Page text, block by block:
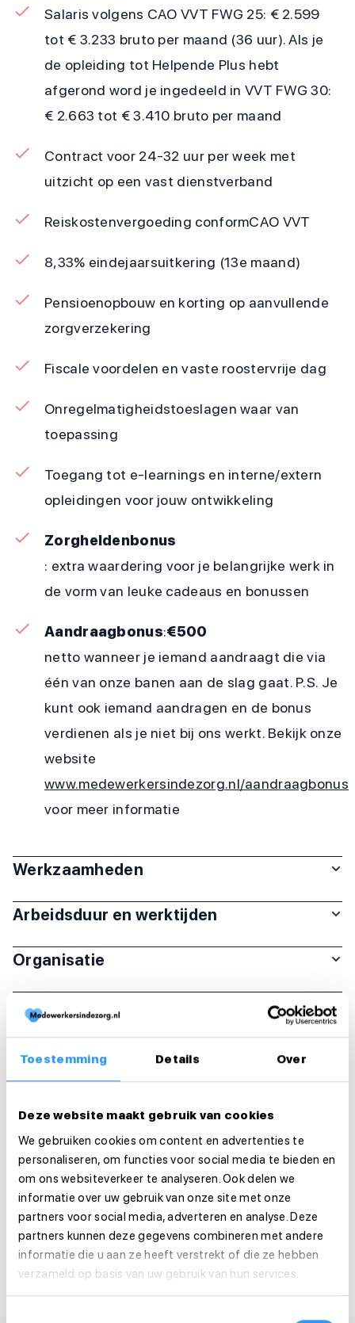
Toestemming Details Over
Deze website maakt gebruik van cookies
We gebruiken cookies om content en advertenties te
personaliseren, om functies voor social media te bieden en
om ons websiteverkeer te analyseren. Ook delen we
informatie over uw gebruik van onze site met onze
partners voor social media, adverteren en analyse. Deze
partners kunnen deze gegevens combineren met andere
informatie die u aan ze heeft verstrekt of die ze hebben
verzameld op basis van uw gebruik van hun services.
Salaris volgens CAO VVT FWG 25: € 2.599
tot € 3.233 bruto per maand (36 uur). Als je
de opleiding tot Helpende Plus hebt
afgerond word je ingedeeld in VVT FWG 30:
€ 2.663 tot € 3.410 bruto per maand
Contract voor 24-32 uur per week met
uitzicht op een vast dienstverband
Reiskostenvergoeding conformCAO VVT
8,33% eindejaarsuitkering (13e maand)
Pensioenopbouw en korting op aanvullende
zorgverzekering
Fiscale voordelen en vaste roostervrije dag
Onregelmatigheidstoeslagen waar van
toepassing
Toegang tot e-learnings en interne/extern
opleidingen voor jouw ontwikkeling
Zorgheldenbonus
: extra waardering voor je belangrijke werk in
de vorm van leuke cadeaus en bonussen
Aandraagbonus:€500
netto wanneer je iemand aandraagt die via
één van onze banen aan de slag gaat. P.S. Je
kunt ook iemand aandragen en de bonus
verdienen als je niet bij ons werkt. Bekijk onze
website
www.medewerkersindezorg.nl/aandraagbonus
voor meer informatie
Werkzaamheden
Arbeidsduur en werktijden
Organisatie
Functie-eisen
Sollicitatie
Solliciteer direct
Solliciteer binnen 1 minuut
Deel deze vacature: